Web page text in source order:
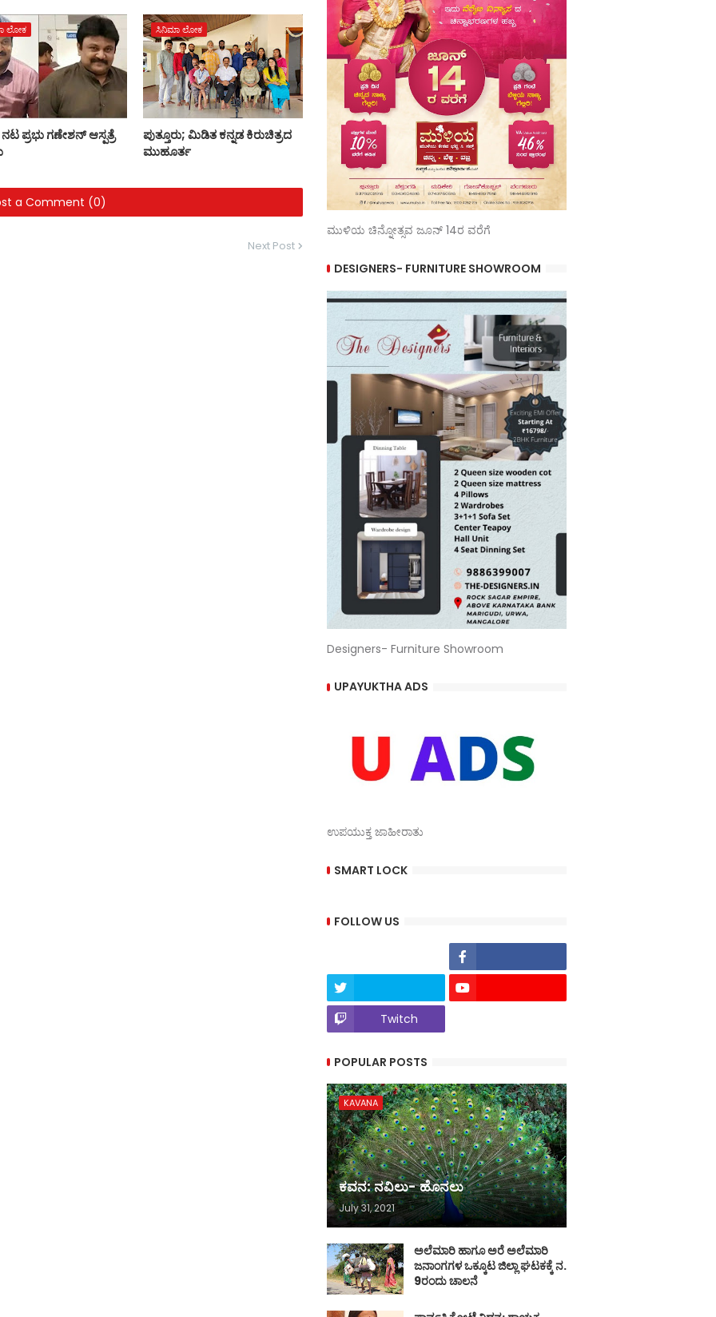
ಲೋಕ
ಪ್ರಭು ಗಣೇಶನ್ ಆಸ್ಪತ್ರೆ
ಸಿನಿಮಾ ಲೋಕ
ಪುತ್ತೂರು; ಮಿಡಿತ ಕನ್ನಡ ಕಿರುಚಿತ್ರದ
ಮುಹೂರ್ತ
a Comment (0)
Next Post
ಮುಳಿಯ ಚಿನ್ನೋತ್ಸವ ಜೂನ್ 14ರ ವರೆಗೆ
DESIGNERS- FURNITURE SHOWROOM
Designers- Furniture Showroom
UPAYUKTHA ADS
ಉಪಯುಕ್ತ ಜಾಹೀರಾತು
SMART LOCK
FOLLOW US
Twitch
POPULAR POSTS
KAVANA
ಕವನ: ನವಿಲು- ಹೊನಲು
July 31, 2021
ಅಲೆಮಾರಿ ಹಾಗೂ ಅರೆ ಅಲೆಮಾರಿ
ಜನಾಂಗಗಳ ಒಕ್ಕೂಟ ಜಿಲ್ಲಾ ಘಟಕಕ್ಕೆ ನ.
9ರಂದು ಚಾಲನೆ